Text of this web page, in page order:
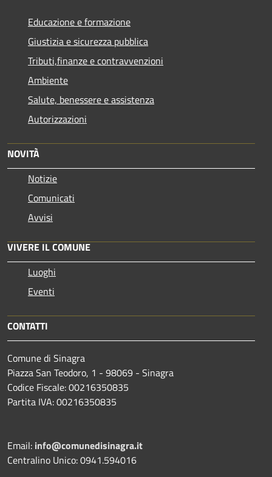
Educazione e formazione
Giustizia e sicurezza pubblica
Tributi,finanze e contravvenzioni
Ambiente
Salute, benessere e assistenza
Autorizzazioni
NOVITÀ
Notizie
Comunicati
Avvisi
VIVERE IL COMUNE
Luoghi
Eventi
CONTATTI
Comune di Sinagra
Piazza San Teodoro, 1 - 98069 - Sinagra
Codice Fiscale: 00216350835
Partita IVA: 00216350835
Email: info@comunedisinagra.it
Centralino Unico: 0941.594016